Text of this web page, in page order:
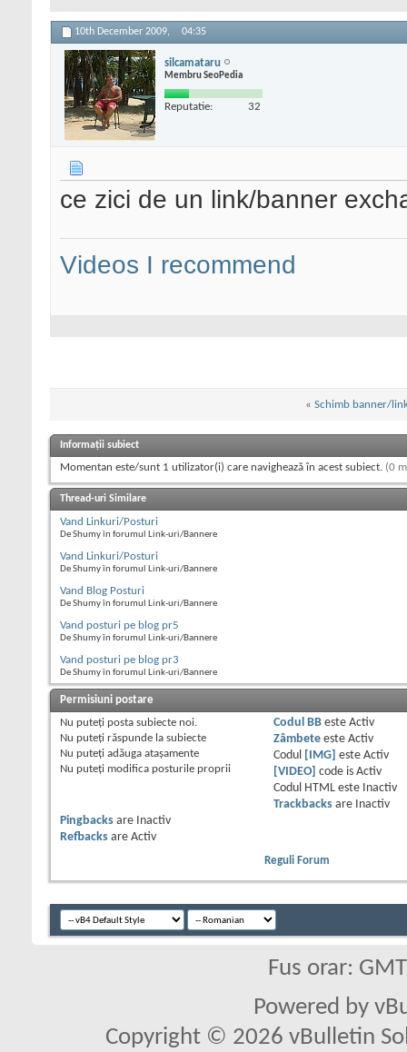
10th December 2009, 04:35
silcamataru
Membru SeoPedia
Reputatie: 32
ce zici de un link/banner
Videos I recommend
« Schimb banner/
Informații subiect
Momentan este/sunt 1 utilizator(i) care navighează în acest subiect. (0
Thread-uri Similare
Vand Linkuri/Posturi
De Shumy în forumul Link-uri/Bannere
Vand Linkuri/Posturi
De Shumy în forumul Link-uri/Bannere
Vand Blog Posturi
De Shumy în forumul Link-uri/Bannere
Vand posturi pe blog pr5
De Shumy în forumul Link-uri/Bannere
Vand posturi pe blog pr3
De Shumy în forumul Link-uri/Bannere
Permisiuni postare
Nu puteţi posta subiecte noi.
Nu puteţi răspunde la subiecte
Nu puteţi adăuga ataşamente
Nu puteţi modifica posturile proprii
Codul BBeste Activ
Zâmbeteeste Activ
Codul
[IMG] este Activ
[VIDEO]
code is Activ
Codul HTML este
Inactiv
Trackbacksare
Inactiv
Pingbacks are
Inactiv
Refbacks are Activ
Reguli Forum
Fus orar:
Powered by
Copyright © 2026 vBulletin